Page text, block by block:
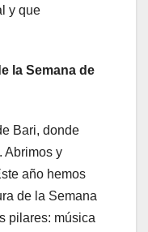
y que
la Semana de
Bari, donde
Abrimos y
año hemos
de la Semana
pilares: música